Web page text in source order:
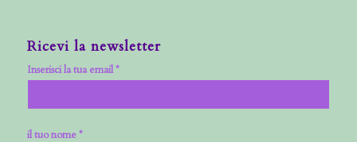
Ricevi la newsletter
Inserisci la tua email *
il tuo nome *